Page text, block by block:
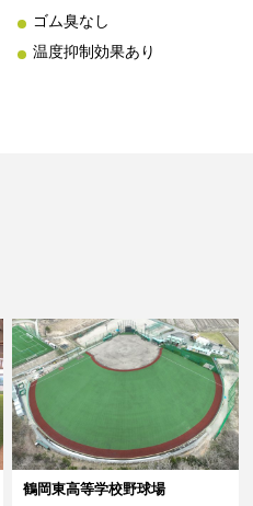
ゴム臭なし
温度抑制効果あり
鶴岡東高等学校野球場